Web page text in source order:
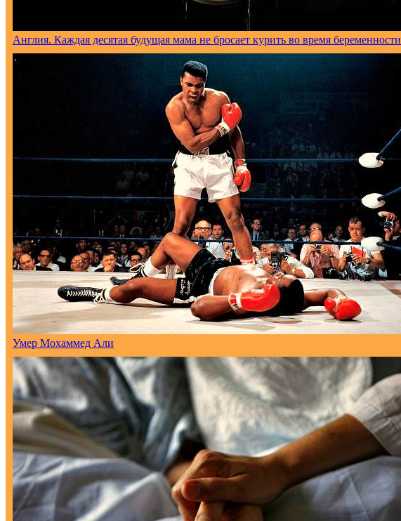
Англия. Каждая десятая будущая мама не бросает курить во время беременности
Умер Мохаммед Али